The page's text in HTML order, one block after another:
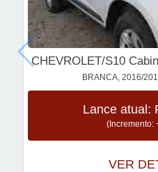
CHEVROLET/S10
BRANCA, 2016/
Lance atual:
(Incremento:
VER